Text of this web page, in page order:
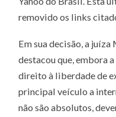
removido os links
Em sua decisão, a
destacou que, embora
direito à liberdade de
principal veículo a
não são absolutos,